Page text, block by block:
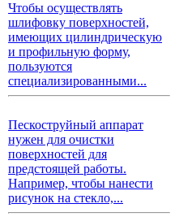
Чтобы осуществлять
шлифовку поверхностей,
имеющих цилиндрическую
и профильную форму,
пользуются
специализированными...
Пескоструйный аппарат
нужен для очистки
поверхностей для
предстоящей работы.
Например, чтобы нанести
рисунок на стекло,...